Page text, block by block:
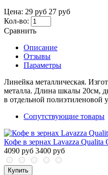
Цена: 29 руб 27 руб
Кол-во:
Сравнить
Описание
Отзывы
Параметры
Линейка металлическая.
металла. Длина шкалы 20см,
в отдельной полиэтиленовой
Сопутствующие товары
Кофе в зернах Lavazza Qualita
4090 руб 3400 руб
Купить